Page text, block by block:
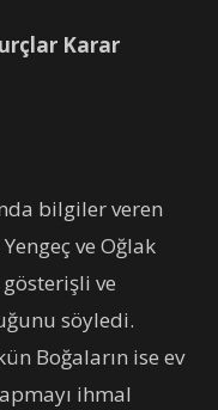
Karar
bilgiler veren
ve Oğlak
ve
söyledi.
Boğaların ise ev
ihmal